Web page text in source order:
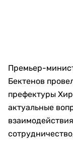
Премьер-
Бектенов
префектуры
актуальные